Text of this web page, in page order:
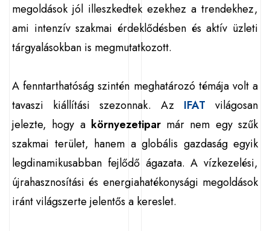
megoldások jól illeszkedtek ezekhez a trendekhez,
ami intenzív szakmai érdeklődésben és aktív üzleti
tárgyalásokban is megmutatkozott.
A fenntarthatóság szintén meghatározó témája volt a
tavaszi kiállítási szezonnak. Az IFAT világosan
jelezte, hogy a környezetiparmár nem egy szűk
szakmai terület, hanem a globális gazdaság egyik
legdinamikusabban fejlődő ágazata. A vízkezelési,
újrahasznosítási és energiahatékonysági megoldások
iránt világszerte jelentős a kereslet.